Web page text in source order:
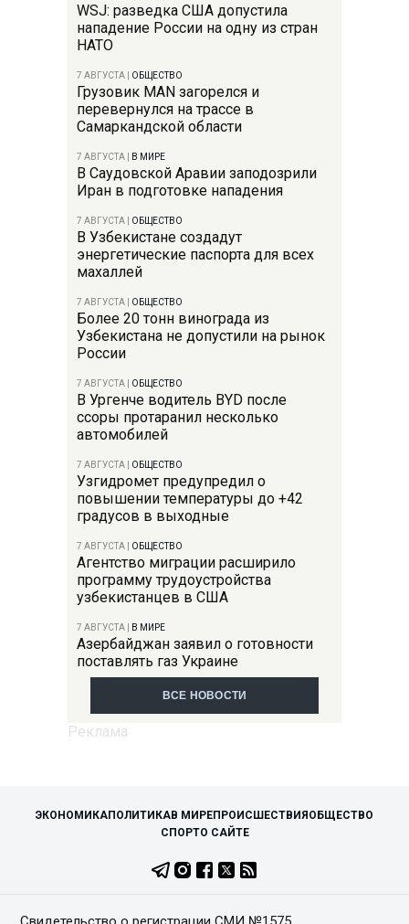
WSJ: разведка США допустила
нападение России на одну из стран
НАТО
7 АВГУСТА ОБЩЕСТВО
Грузовик MAN загорелся и
перевернулся на трассе в
Самаркандской области
7 АВГУСТА В МИРЕ
В Саудовской Аравии заподозрили
Иран в подготовке нападения
7 АВГУСТА ОБЩЕСТВО
В Узбекистане создадут
энергетические паспорта для всех
махаллей
7 АВГУСТА ОБЩЕСТВО
Более 20 тонн винограда из
Узбекистана не допустили на рынок
России
7 АВГУСТА ОБЩЕСТВО
В Ургенче водитель BYD после
ссоры протаранил несколько
автомобилей
7 АВГУСТА ОБЩЕСТВО
Узгидромет предупредил о
повышении температуры до +42
градусов в выходные
7 АВГУСТА ОБЩЕСТВО
Агентство миграции расширило
программу трудоустройства
узбекистанцев в США
7 АВГУСТА В МИРЕ
Азербайджан заявил о готовности
поставлять газ Украине
ВСЕ НОВОСТИ
ЭКОНОМИКАПОЛИТИКАВ МИРЕПРОИСШЕСТВИЯОБЩЕСТВО
СПОРТО САЙТЕ